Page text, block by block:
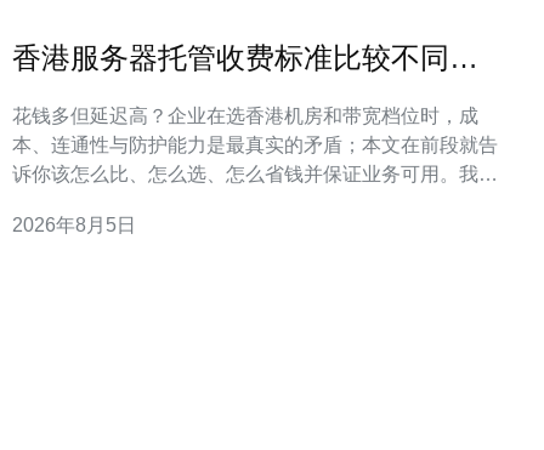
香港服务器托管收费标准比较不同机
花钱多但延迟高？企业在选香港机房和带宽档位时，成
本、连通性与防护能力是最真实的矛盾；本文在前段就告
诉你该怎么比、怎么选、怎么省钱并保证业务可用。我们
速决策并减少试错成本。 香港服务器托管的主要费用构成
2026年8月5日